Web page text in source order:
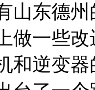
山东德
做一些
和逆变